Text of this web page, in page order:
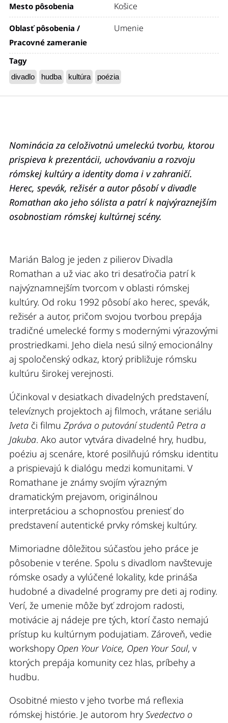
Mesto pôsobenia Košice
Oblasť pôsobenia /
Pracovné zameranie
Umenie
Tagy
divadlo hudba kultúra poézia
Nominácia za celoživotnú umeleckú tvorbu, ktorou
prispieva k prezentácii, uchovávaniu a rozvoju
rómskej kultúry a identity doma i v zahraničí.
Herec, spevák, režisér a autor pôsobí v divadle
Romathan ako jeho sólista a patrí k najvýraznejším
osobnostiam rómskej kultúrnej scény.
Marián Balog je jeden z pilierov Divadla
Romathan a už viac ako tri desaťročia patrí k
najvýznamnejším tvorcom v oblasti rómskej
kultúry. Od roku 1992 pôsobí ako herec, spevák,
režisér a autor, pričom svojou tvorbou prepája
tradičné umelecké formy s modernými výrazovými
prostriedkami. Jeho diela nesú silný emocionálny
aj spoločenský odkaz, ktorý približuje rómsku
kultúru širokej verejnosti.
Účinkoval v desiatkach divadelných predstavení,
televíznych projektoch aj filmoch, vrátane seriálu
Iveta či filmu Zpráva o putování studentů Petra a
Jakuba. Ako autor vytvára divadelné hry, hudbu,
poéziu aj scenáre, ktoré posilňujú rómsku identitu
a prispievajú k dialógu medzi komunitami. V
Romathane je známy svojím výrazným
dramatickým prejavom, originálnou
interpretáciou a schopnosťou preniesť do
predstavení autentické prvky rómskej kultúry.
Mimoriadne dôležitou súčasťou jeho práce je
pôsobenie v teréne. Spolu s divadlom navštevuje
rómske osady a vylúčené lokality, kde prináša
hudobné a divadelné programy pre deti aj rodiny.
Verí, že umenie môže byť zdrojom radosti,
motivácie aj nádeje pre tých, ktorí často nemajú
prístup ku kultúrnym podujatiam. Zároveň, vedie
workshopy Open Your Voice, Open Your Soul, v
ktorých prepája komunity cez hlas, príbehy a
hudbu.
Osobitné miesto v jeho tvorbe má reflexia
rómskej histórie. Je autorom hrySvedectvo o